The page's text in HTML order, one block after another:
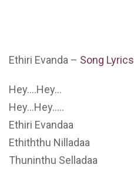
Ethiri Evanda – Song Lyrics
Hey….Hey…
Hey…Hey…..
Ethiri Evandaa
Ethiththu Nilladaa
Thuninthu Selladaa